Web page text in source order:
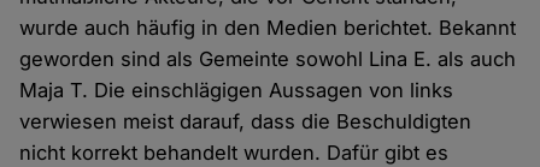
wurde auch häufig in den Medien berichtet. Bekannt
geworden sind als Gemeinte sowohl Lina E. als auch
Maja T. Die einschlägigen Aussagen von links
verwiesen meist darauf, dass die Beschuldigten
nicht korrekt behandelt wurden. Dafür gibt es